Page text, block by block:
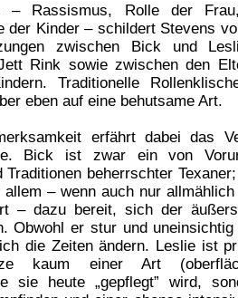
– Rassismus, Rolle der
der Kinder – schildert Stevens
zwischen Bick und
Rink sowie zwischen den
Traditionelle
eben auf eine behutsame Art.
erfährt dabei das
Bick ist zwar ein von
Traditionen beherrschter
– wenn auch nur
– dazu bereit, sich der
Obwohl er stur und
die Zeiten ändern. Leslie ist
kaum einer Art
sie heute „gepflegt” wird,